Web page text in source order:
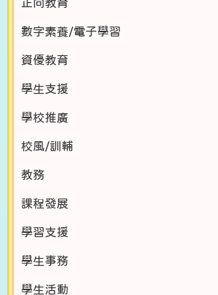
正向教育
數字素養/電子學習
資優教育
學生支援
學校推廣
校風/訓輔
教務
課程發展
學習支援
學生事務
學生活動